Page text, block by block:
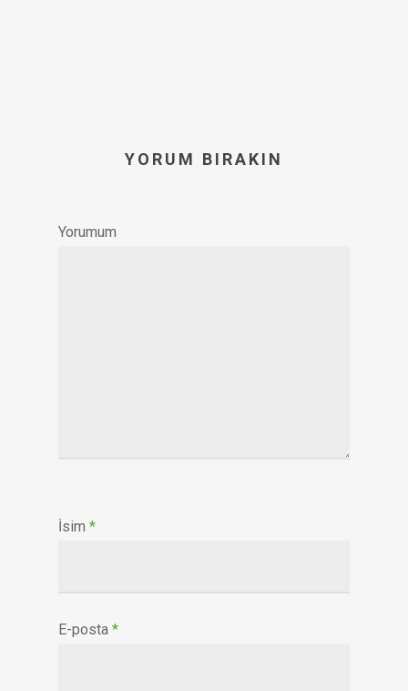
YORUM BIRAKIN
Yorumum
İsim *
E-posta *